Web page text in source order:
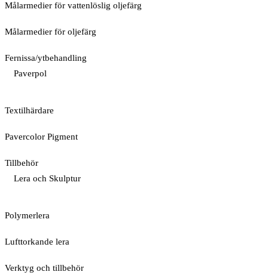
Målarmedier för vattenlöslig oljefärg
Målarmedier för oljefärg
Fernissa/ytbehandling
Paverpol
Textilhärdare
Pavercolor Pigment
Tillbehör
Lera och Skulptur
Polymerlera
Lufttorkande lera
Verktyg och tillbehör